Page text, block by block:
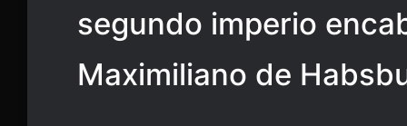
segundo imperio
Maximiliano de